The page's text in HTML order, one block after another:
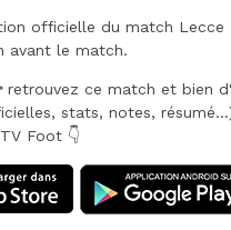
officielle du match Lecce
avant le match.
retrouvez ce match et bien
stats, notes,
Foot 👇